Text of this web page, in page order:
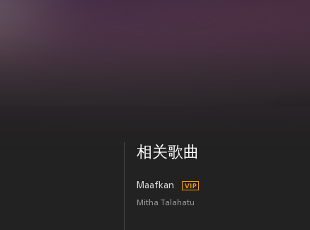
相关歌曲
Maafkan
Mitha Talahatu